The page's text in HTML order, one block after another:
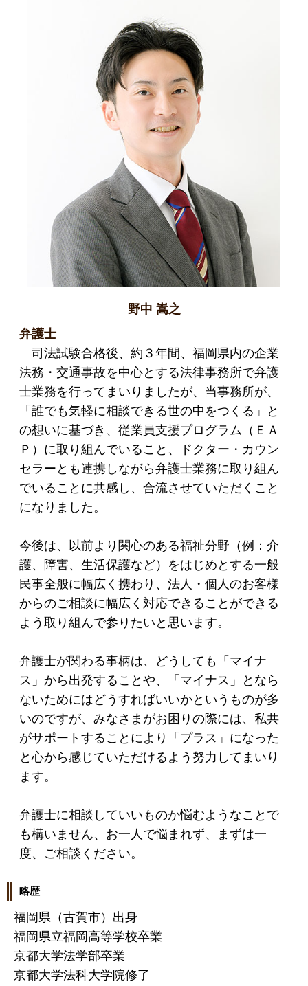
野中 嵩之
弁護士
司法試験合格後、約３年間、福岡県内の企業
法務・交通事故を中心とする法律事務所で弁護
士業務を行ってまいりましたが、当事務所が、
「誰でも気軽に相談できる世の中をつくる」と
の想いに基づき、従業員支援プログラム（ＥＡ
Ｐ）に取り組んでいること、ドクター・カウン
セラーとも連携しながら弁護士業務に取り組ん
でいることに共感し、合流させていただくこと
になりました。
今後は、以前より関心のある福祉分野（例：介
護、障害、生活保護など）をはじめとする一般
民事全般に幅広く携わり、法人・個人のお客様
からのご相談に幅広く対応できることができる
よう取り組んで参りたいと思います。
弁護士が関わる事柄は、どうしても「マイナ
ス」から出発することや、「マイナス」となら
ないためにはどうすればいいかというものが多
いのですが、みなさまがお困りの際には、私共
がサポートすることにより「プラス」になった
と心から感じていただけるよう努力してまいり
ます。
弁護士に相談していいものか悩むようなことで
も構いません、お一人で悩まれず、まずは一
度、ご相談ください。
略歴
福岡県（古賀市）出身
福岡県立福岡高等学校卒業
京都大学法学部卒業
京都大学法科大学院修了